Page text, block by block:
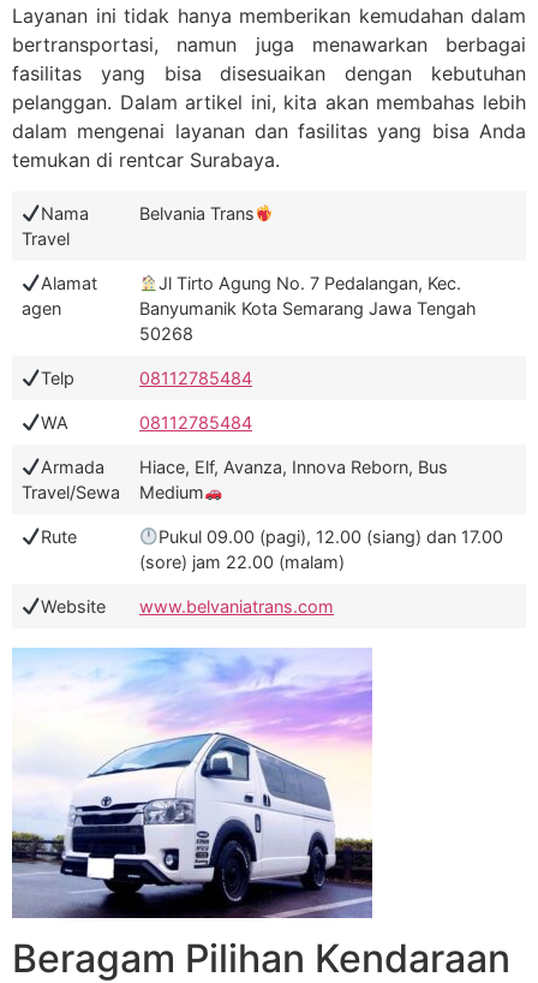
Layanan ini tidak hanya memberikan kemudahan dalam
bertransportasi, namun juga menawarkan berbagai
fasilitas yang bisa disesuaikan dengan kebutuhan
pelanggan. Dalam artikel ini, kita akan membahas lebih
dalam mengenai layanan dan fasilitas yang bisa Anda
temukan di rentcar Surabaya.
Nama
Travel
Belvania Trans
Alamat
agen
Jl Tirto Agung No. 7 Pedalangan, Kec.
Banyumanik Kota Semarang Jawa Tengah
50268
Telp 08112785484
WA 08112785484
Armada
Travel/Sewa
Hiace, Elf, Avanza, Innova Reborn, Bus
Medium
Rute
Pukul 09.00 (pagi), 12.00 (siang) dan 17.00
(sore) jam 22.00 (malam)
Website www.belvaniatrans.com
Beragam Pilihan Kendaraan